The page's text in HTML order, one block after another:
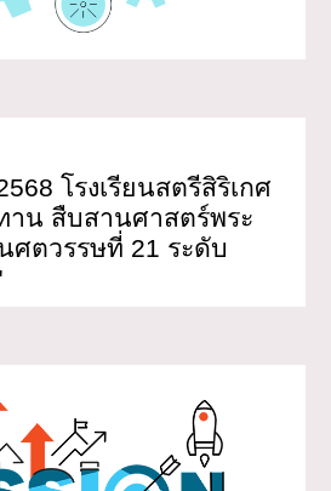
โรงเรียนสตรีสิริเกศ
าน สืบสานศาสตร์พระ
ศตวรรษที่ 21 ระดับ